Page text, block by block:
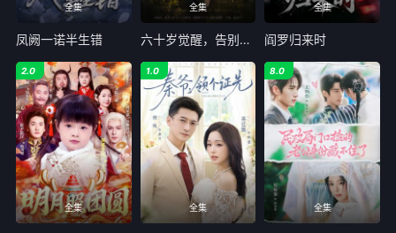
全集
凤阙一诺半生错
全集
六十岁觉醒，告别三十九载烂婚姻
全集
阎罗归来时
全集
2.0
全集
1.0
全集
8.0